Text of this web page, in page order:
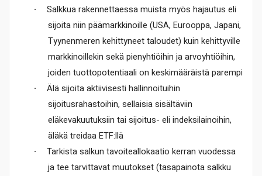
·
Salkkua rakennettaessa muista myös hajautus eli
sijoita niin päämarkkinoille (USA, Eurooppa, Japani,
Tyynenmeren kehittyneet taloudet) kuin kehittyville
markkinoillekin sekä pienyhtiöihin ja arvoyhtiöihin,
joiden tuottopotentiaali on keskimääräistä parempi
·
Älä sijoita aktiivisesti hallinnoituihin
sijoitusrahastoihin, sellaisia sisältäviin
eläkevakuutuksiin tai sijoitus- eli indeksilainoihin,
äläkä treidaa ETF:llä
·
Tarkista salkun tavoiteallokaatio kerran vuodessa
ja tee tarvittavat muutokset (tasapainota salkku